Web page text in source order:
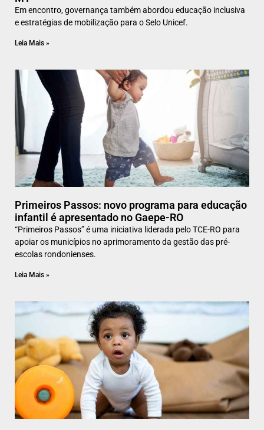
Em encontro, governança também abordou educação inclusiva
e estratégias de mobilização para o Selo Unicef.
Leia Mais »
Primeiros Passos: novo programa para educação
infantil é apresentado no Gaepe-RO
“Primeiros Passos” é uma iniciativa liderada pelo TCE-RO para
apoiar os municípios no aprimoramento da gestão das pré-
escolas rondonienses.
Leia Mais »